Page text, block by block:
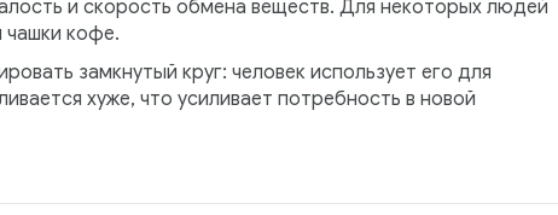
и скорость обмена веществ. Для некоторых людей
чашки кофе.
замкнутый круг: человек использует его для
хуже, что усиливает потребность в новой